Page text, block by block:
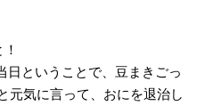
日ということで、豆まきごっ
元気に言って、おにを退治し